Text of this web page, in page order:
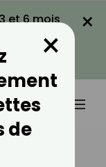
et 6 mois
×
de
×